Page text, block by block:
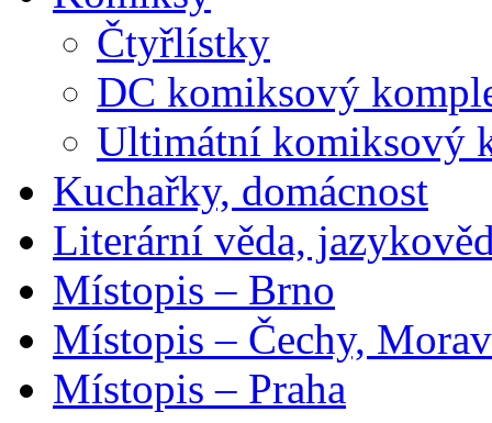
Čtyřlístky
DC komiksový
Ultimátní komiksový
Kuchařky, domácnost
Literární věda,
Místopis – Brno
Místopis – Čechy,
Místopis – Praha